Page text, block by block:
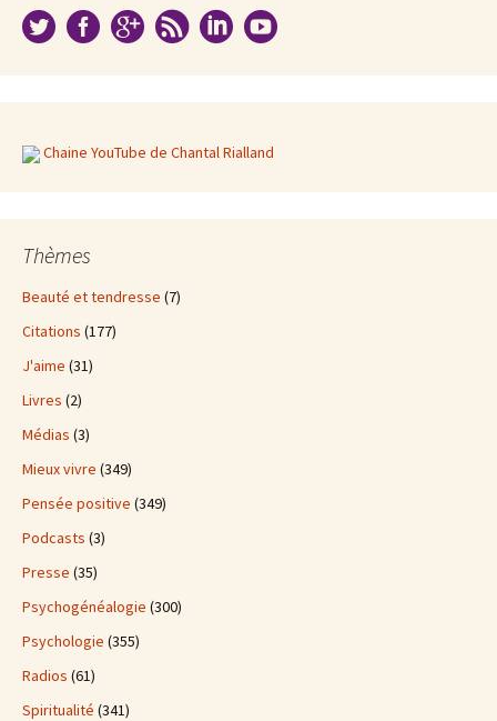
Chaine YouTube de Chantal Rialland
Thèmes
Beauté et tendresse (7)
Citations (177)
J'aime (31)
Livres (2)
Médias (3)
Mieux vivre (349)
Pensée positive (349)
Podcasts (3)
Presse (35)
Psychogénéalogie (300)
Psychologie (355)
Radios (61)
Spiritualité (341)